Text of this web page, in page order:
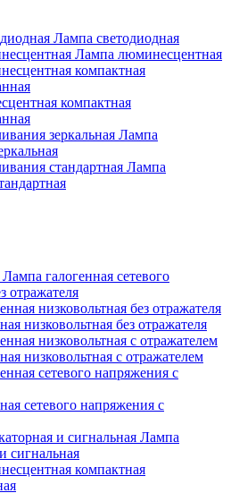
Лампа светодиодная
Лампа люминесцентная
компактная
Лампа
Лампа
Лампа галогенная сетевого
отражателя
низковольтная без отражателя
низковольтная с отражателем
сетевого напряжения с
Лампа
сигнальная